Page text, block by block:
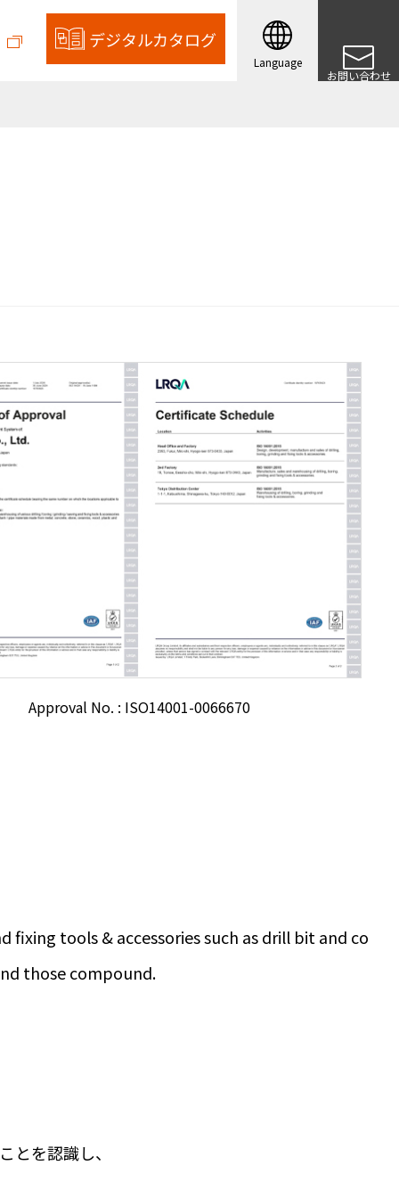
デジタルカタログ
Language
お問い合わせ
Approval No. : ISO14001-0066670
tools & accessories such as drill bit and co
those compound.
を認識し、